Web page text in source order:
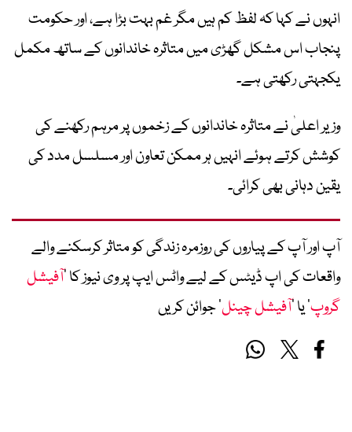
انہوں نے کہا کہ لفظ کم ہیں مگر غم بہت بڑا ہے، اور حکومت
پنجاب اس مشکل گھڑی میں متاثرہ خاندانوں کے ساتھ مکمل
یکجہتی رکھتی ہے۔
وزیر اعلیٰ نے متاثرہ خاندانوں کے زخموں پر مرہم رکھنے کی
کوشش کرتے ہوئے انہیں ہر ممکن تعاون اور مسلسل مدد کی
یقین دہانی بھی کرائی۔
آپ اور آپ کے پیاروں کی روزمرہ زندگی کو متاثر کرسکنے والے
واقعات کی اپ ڈیٹس کے لیے واٹس ایپ پر وی نیوز کا ’آفیشل
گروپ‘ یا ’آفیشل چینل‘ جوائن کریں